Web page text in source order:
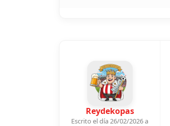
Reydekopas
Escrito el día 26/02/2026 a